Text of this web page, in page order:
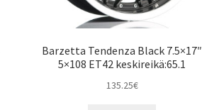
Barzetta Tendenza Black 7.5×17″
5×108 ET42 keskireikä:65.1
135.25€